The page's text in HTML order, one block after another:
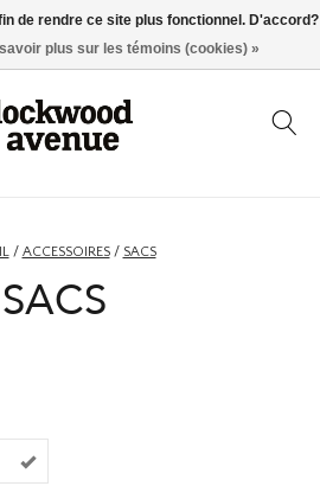
/ ACCESSOIRES/ SACS
SACS
de rendre ce site plus fonctionnel. D'accord?
plus sur les témoins (cookies) »